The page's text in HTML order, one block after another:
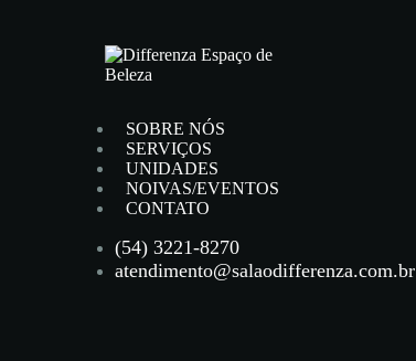
SOBRE NÓS
SERVIÇOS
UNIDADES
NOIVAS/EVENTOS
CONTATO
(54) 3221-8270
atendimento@salaodifferenza.com.br